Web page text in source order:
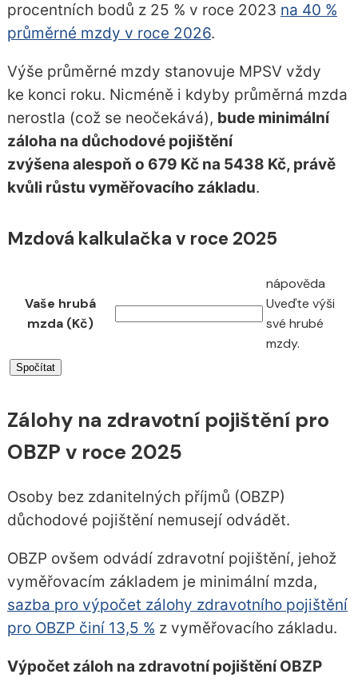
procentních bodů z 25 % v roce 2023 na 40 %
průměrné mzdy v roce 2026.
Výše průměrné mzdy stanovuje MPSV vždy
ke konci roku. Nicméně i kdyby průměrná mzda
nerostla (což se neočekává), bude minimální
záloha na důchodové pojištění
zvýšena alespoň o 679 Kč na 5438 Kč, právě
kvůli růstu vyměřovacího základu.
Mzdová kalkulačka v roce 2025
Vaše hrubá
mzda (Kč)
nápověda
Uveďte výši
své hrubé
mzdy.
Zálohy na zdravotní pojištění pro
OBZP v roce 2025
Osoby bez zdanitelných příjmů (OBZP)
důchodové pojištění nemusejí odvádět.
OBZP ovšem odvádí zdravotní pojištění, jehož
vyměřovacím základem je minimální mzda,
sazba pro výpočet zálohy zdravotního pojištění
pro OBZP činí 13,5 % z vyměřovacího základu.
Výpočet záloh na zdravotní pojištění OBZP